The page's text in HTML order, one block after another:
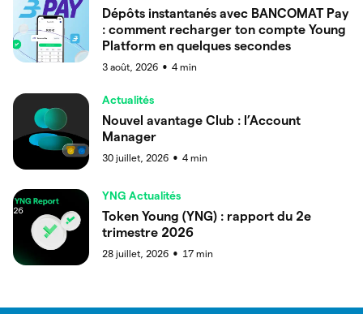
Dépôts instantanés avec BANCOMAT Pay
: comment recharger ton compte Young
Platform en quelques secondes
3 août, 2026 ● 4 min
Actualités
Nouvel avantage Club : l’Account
Manager
30 juillet, 2026 ● 4 min
YNG Actualités
Token Young (YNG) : rapport du 2e
trimestre 2026
28 juillet, 2026 ● 17 min